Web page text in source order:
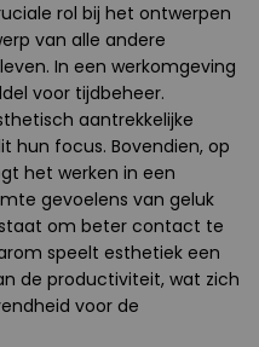
rol bij het ontwerpen
van alle andere
In een werkomgeving
voor tijdbeheer.
aantrekkelijke
hun focus. Bovendien, op
het werken in een
gevoelens van geluk
om beter contact te
speelt esthetiek een
de productiviteit, wat zich
voor de